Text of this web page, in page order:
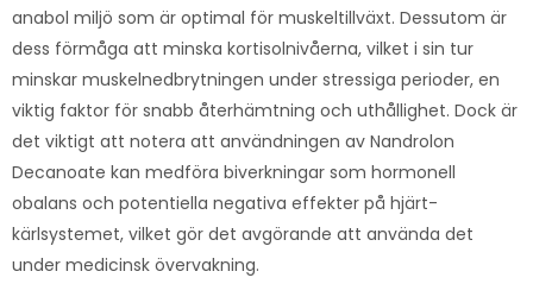
anabol miljö som är optimal för muskeltillväxt. Dessutom är
dess förmåga att minska kortisolnivåerna, vilket i sin tur
minskar muskelnedbrytningen under stressiga perioder, en
viktig faktor för snabb återhämtning och uthållighet. Dock är
det viktigt att notera att användningen av Nandrolon
Decanoate kan medföra biverkningar som hormonell
obalans och potentiella negativa effekter på hjärt-
kärlsystemet, vilket gör det avgörande att använda det
under medicinsk övervakning.